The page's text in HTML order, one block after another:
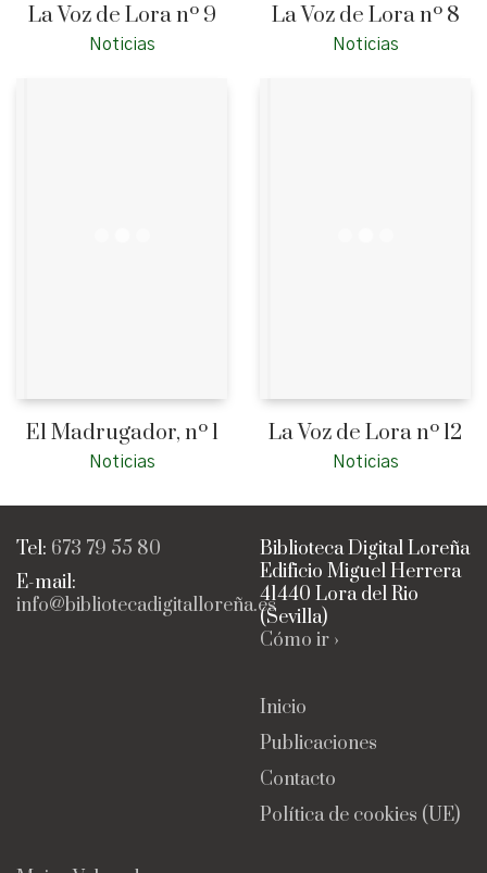
La Voz de Lora nº 9
Noticias
La Voz de Lora nº 8
Noticias
El Madrugador, nº 1
Noticias
La Voz de Lora nº 12
Noticias
Tel: 673 79 55 80
E-mail:
info@bibliotecadigitalloreña.es
Biblioteca Digital Loreña
Edificio Miguel Herrera
41440 Lora del Rio
(Sevilla)
Cómo ir ›
Inicio
Publicaciones
Contacto
Política de cookies (UE)